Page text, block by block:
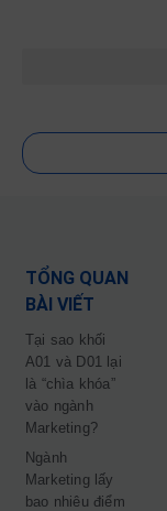
TỔNG QUAN
BÀI VIẾT
Tại sao khối
A01 và D01 lại
là “chìa khóa”
vào ngành
Marketing?
Ngành
Marketing lấy
bao nhiêu điểm